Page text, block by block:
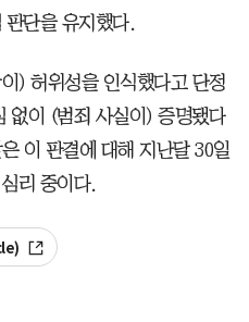
단을 유지했다.
) 허위성을 인식했다고 단정
없이 (범죄 사실이) 증명됐다
이 판결에 대해 지난달 30일
리 중이다.